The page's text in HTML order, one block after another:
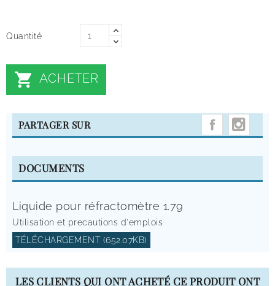
Quantité
 ACHETER
PARTAGER SUR
DOCUMENTS
Liquide pour réfractomètre 1.79
Utilisation et precautions d'emplois
TÉLÉCHARGEMENT (652.07KB)
LES CLIENTS QUI ONT ACHETÉ CE PRODUIT ONT